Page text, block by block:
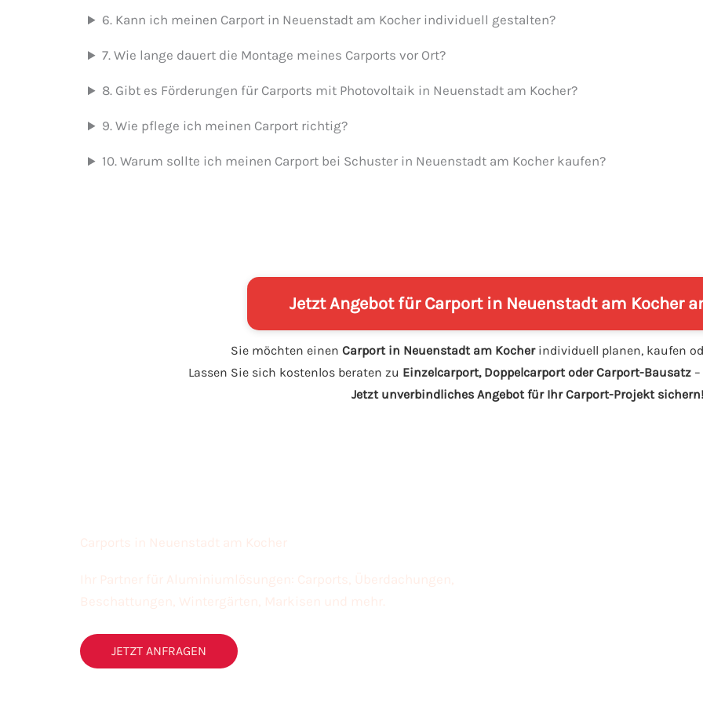
6. Kann ich meinen Carport in Neuenstadt am Kocher individuell gestalten?
7. Wie lange dauert die Montage meines Carports vor Ort?
8. Gibt es Förderungen für Carports mit Photovoltaik in Neuenstadt am Kocher?
9. Wie pflege ich meinen Carport richtig?
10. Warum sollte ich meinen Carport bei Schuster in Neuenstadt am Kocher kaufen?
Jetzt Angebot für Carport in Neuenstadt am Kocher
Sie möchten einen Carport in Neuenstadt am Kocherindividuell planen, kaufen
Lassen Sie sich kostenlos beraten zu Einzelcarport, Doppelcarport oder Carport-Bausatz
Jetzt unverbindliches Angebot für Ihr Carport-Projekt sichern!
Carports in Neuenstadt am Kocher
Ihr Partner für Aluminiumlösungen: Carports, Überdachungen,
Beschattungen, Wintergärten, Markisen und mehr.
JETZT ANFRAGEN